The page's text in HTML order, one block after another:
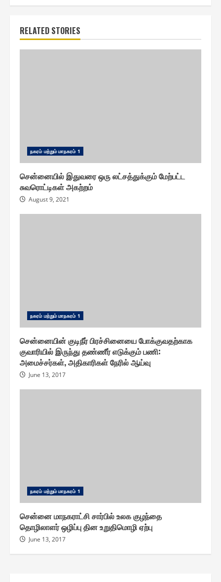
RELATED STORIES
ந௧ரம் மற்றும் மாந௧ரம் 1
சென்னையில் இதுவரை ஒரு லட்சத்துக்கும் மேற்பட்ட
சுவரொட்டிகள் அகற்றம்
August 9, 2021
ந௧ரம் மற்றும் மாந௧ரம் 1
சென்னையின் குடிநீர் பிரச்சினையை போக்குவதற்காக
குவாரியில் இருந்து தண்ணீர் எடுக்கும் பணி :
அமைச்சர்கள், அதிகாரிகள் நேரில் ஆய்வு
June 13, 2017
ந௧ரம் மற்றும் மாந௧ரம் 1
சென்னை மாநகராட்சி சார்பில் உலக குழந்தை
தொழிலாளர் ஒழிப்பு தின உறுதிமொழி ஏற்பு
June 13, 2017